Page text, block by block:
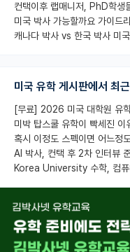
미국 박사 가능할까요 가이드
캐나다 박사 vs 한국 박사 미
미국 유학 게시판에서 최
미박 탑스쿨 유학이 빡세진 이
혹시 이정도 스펙이면 어느정
AI 박사, 컨택 후 2차 인터뷰